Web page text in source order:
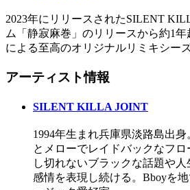
2023年にリリースされたSILENT
ム「静寂麻巻」のリリースから約1年
による至高のオリジナルリミキシー
アーティスト情報
SILENT KILLA JOINT
1994年生まれ兵庫県淡路島出
とメローでレイドバックなフ
し切れないブラックな話題や
感情を表現し続ける。Bboyを